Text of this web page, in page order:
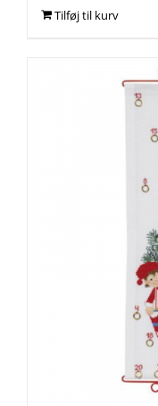
Tilføj til kurv